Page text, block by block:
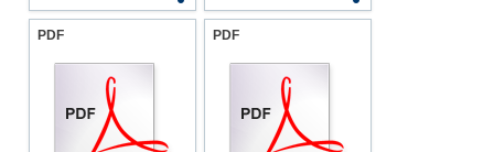
PDF PDF